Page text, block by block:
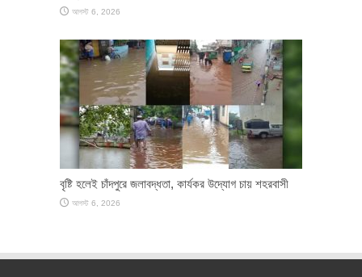
আগস্ট 6, 2026
বৃষ্টি হলেই চাঁদপুরে জলাবদ্ধতা, কার্যকর উদ্যোগ চায় শহরবাসী
আগস্ট 6, 2026